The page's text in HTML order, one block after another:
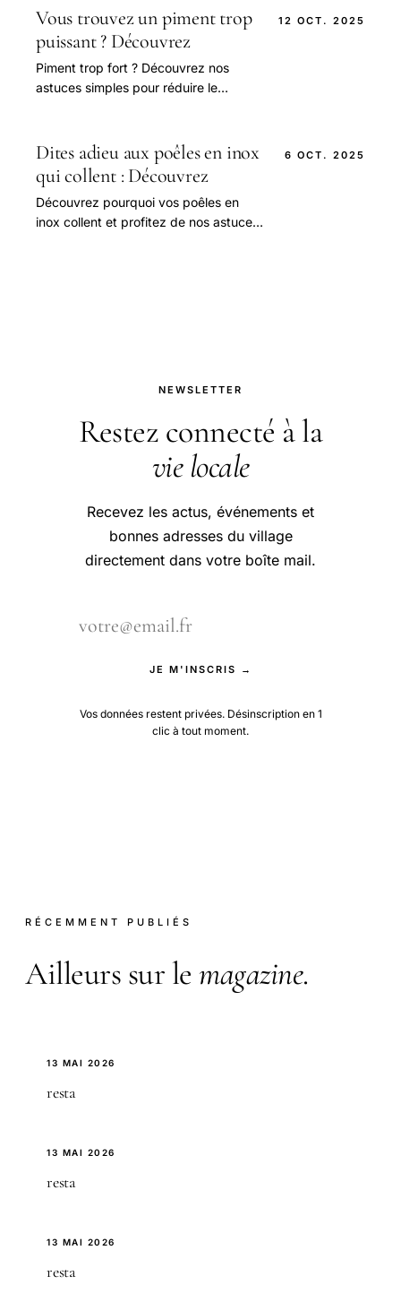
Vous trouvez un piment trop
puissant ? Découvrez
Piment trop fort ? Découvrez nos
astuces simples pour réduire le
12 OCT. 2025
Dites adieu aux poêles en inox
qui collent : Découvrez
Découvrez pourquoi vos poêles en
inox collent et profitez de nos astuces
6 OCT. 2025
NEWSLETTER
Restez connecté à la
vie locale
Recevez les actus, événements et
bonnes adresses du village
directement dans votre boîte mail.
JE M'INSCRIS →
Vos données restent privées. Désinscription en 1
clic à tout moment.
RÉCEMMENT PUBLIÉS
Ailleurs sur le magazine.
13 MAI 2026
resta
13 MAI 2026
resta
13 MAI 2026
resta